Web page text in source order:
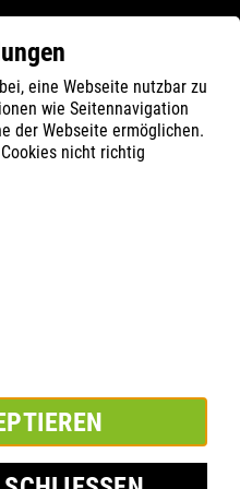
eine Webseite nutzbar zu
wie Seitennavigation
der Webseite ermöglichen.
nicht richtig